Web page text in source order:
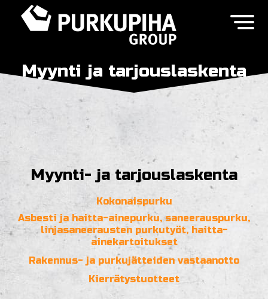
Myynti ja tarjouslaskenta
Myynti- ja tarjouslaskenta
Kokonaispurku
Asbesti ja haitta-ainepurku, saneerauspurku,
linjasaneerausten purkutyöt, haitta-
ainekartoitukset
Rakennus- ja purkujätteiden vastaanotto
Kierrätystuotteet